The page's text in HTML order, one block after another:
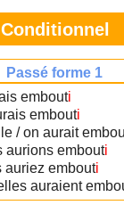
Conditionnel
Passé forme 1
embouti
embouti
/ on aurait
aurions embouti
auriez embouti
auraient